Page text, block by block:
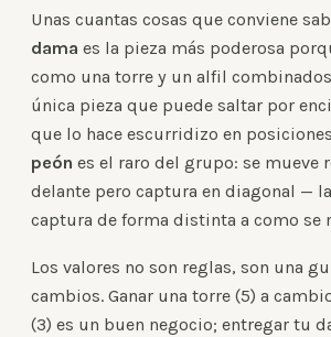
Unas cuantas cosas que conviene
dama es la pieza más poderosa
como una torre y un alfil
única pieza que puede saltar por
que lo hace escurridizo en
peón es el raro del grupo: se mueve
delante pero captura en diagonal —
captura de forma distinta a como se
Los valores no son reglas, son una
cambios. Ganar una torre (5) a
(3) es un buen negocio; entregar tu